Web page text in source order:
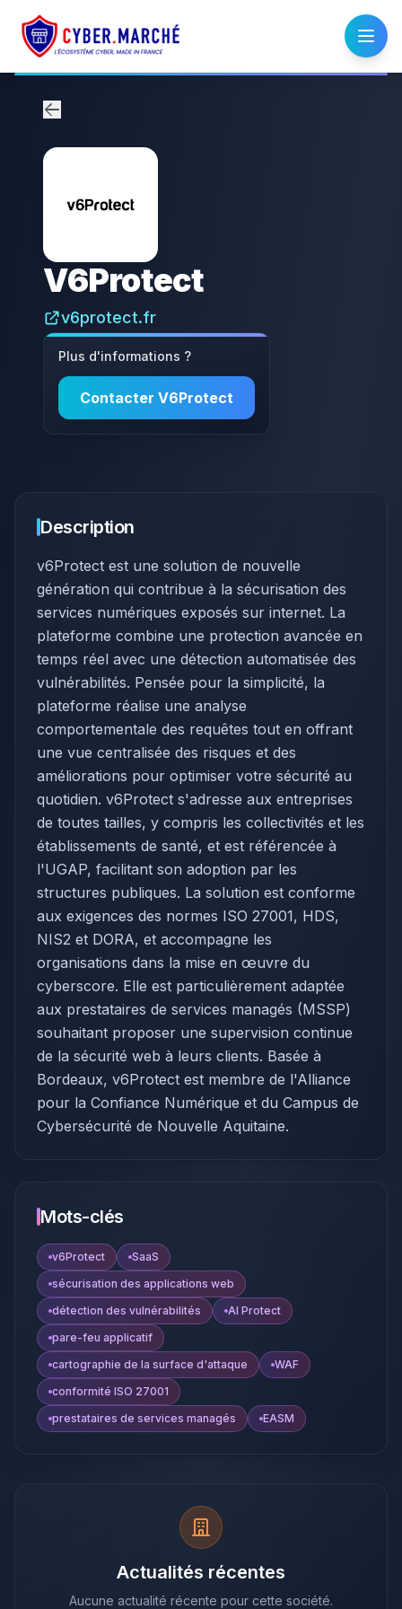
V6Protect
v6protect.fr
Plus d'informations ?
Contacter V6Protect
Description
v6Protect est une solution de nouvelle
génération qui contribue à la sécurisation des
services numériques exposés sur internet. La
plateforme combine une protection avancée en
temps réel avec une détection automatisée des
vulnérabilités. Pensée pour la simplicité, la
plateforme réalise une analyse
comportementale des requêtes tout en offrant
une vue centralisée des risques et des
améliorations pour optimiser votre sécurité au
quotidien. v6Protect s'adresse aux entreprises
de toutes tailles, y compris les collectivités et les
établissements de santé, et est référencée à
l'UGAP, facilitant son adoption par les
structures publiques. La solution est conforme
aux exigences des normes ISO 27001, HDS,
NIS2 et DORA, et accompagne les
organisations dans la mise en œuvre du
cyberscore. Elle est particulièrement adaptée
aux prestataires de services managés (MSSP)
souhaitant proposer une supervision continue
de la sécurité web à leurs clients. Basée à
Bordeaux, v6Protect est membre de l'Alliance
pour la Confiance Numérique et du Campus de
Cybersécurité de Nouvelle Aquitaine.
Mots-clés
v6Protect
SaaS
sécurisation des applications web
détection des vulnérabilités
AI Protect
pare-feu applicatif
cartographie de la surface d'attaque
WAF
conformité ISO 27001
prestataires de services managés
EASM
Actualités récentes
Aucune actualité récente pour cette société.